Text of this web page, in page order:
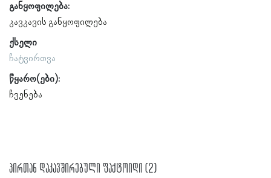
განყოფილება:
კავკავის განყოფილება
ქსელი
ჩატვირთვა
წყარო(ები):
ჩვენება
პირთან დაკავშირებული ფაქტოიდი (2)